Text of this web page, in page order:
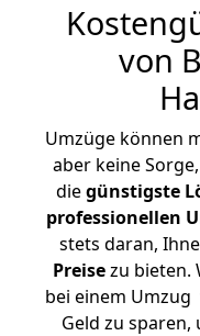
von
Umzüge können
aber keine
diegünstigste
professionellen
stets daran,
Preisezu bieten.
bei einem
Geld zu sparen,